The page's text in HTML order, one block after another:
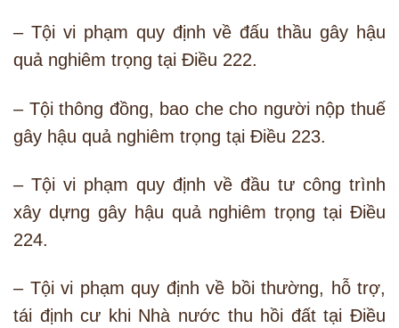
– Tội vi phạm quy định về đấu thầu gây hậu
quả nghiêm trọng tại Điều 222.
– Tội thông đồng, bao che cho người nộp thuế
gây hậu quả nghiêm trọng tại Điều 223.
– Tội vi phạm quy định về đầu tư công trình
xây dựng gây hậu quả nghiêm trọng tại Điều
224.
– Tội vi phạm quy định về bồi thường, hỗ trợ,
tái định cư khi Nhà nước thu hồi đất tại Điều